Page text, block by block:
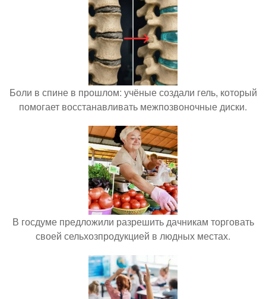
Боли в спине в прошлом: учёные создали гель, который
помогает восстанавливать межпозвоночные диски.
В госдуме предложили разрешить дачникам торговать
своей сельхозпродукцией в людных местах.